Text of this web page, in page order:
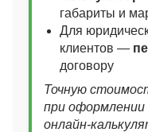
габариты и
Для
клиентов —
договору
Точную
при оформлении